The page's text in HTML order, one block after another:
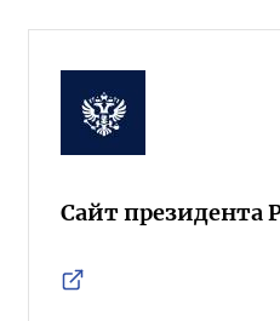
Сайт президента